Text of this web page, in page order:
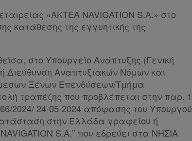
«AKTEA NAVIGATION S.A.» στo
κατάθεσης της εγγυητικής της
στο Υπουργείο Ανάπτυξης (Γενική
Διεύθυνση Αναπτυξιακών Νόμων και
Ξένων Επενδύσεων/Τμήμα
τραπέζης που προβλέπεται στην παρ. 1
2024/ 24-05-2024 απόφασης του Υπουργού
στην Ελλάδα γραφείου ή
S.A.’’ που εδρεύει στα ΝΗΣΙΑ